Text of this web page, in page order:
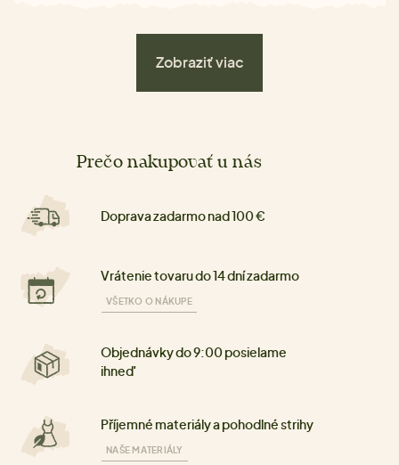
Zobraziť viac
Prečo nakupovať u nás
Doprava zadarmo nad 100 €
Vrátenie tovaru do 14 dní zadarmo
VŠETKO O NÁKUPE
Objednávky do 9:00 posielame
ihneď
Příjemné materiály a pohodlné strihy
NAŠE MATERIÁLY